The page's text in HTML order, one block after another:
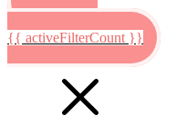
{{ activeFilterCount }}